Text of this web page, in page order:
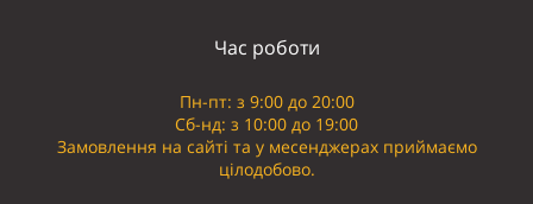
Час роботи
Пн-пт: з 9:00 до 20:00
Сб-нд: з 10:00 до 19:00
Замовлення на сайті та у месенджерах приймаємо
цілодобово.